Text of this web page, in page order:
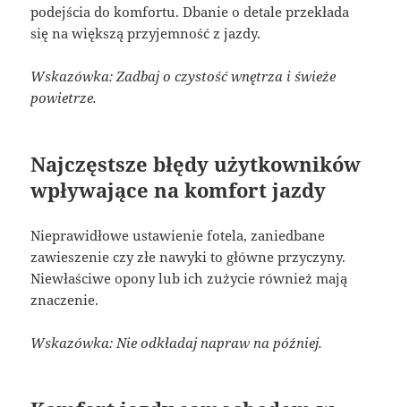
podejścia do komfortu. Dbanie o detale przekłada
się na większą przyjemność z jazdy.
Wskazówka: Zadbaj o czystość wnętrza i świeże
powietrze.
Najczęstsze błędy użytkowników
wpływające na komfort jazdy
Nieprawidłowe ustawienie fotela, zaniedbane
zawieszenie czy złe nawyki to główne przyczyny.
Niewłaściwe opony lub ich zużycie również mają
znaczenie.
Wskazówka: Nie odkładaj napraw na później.